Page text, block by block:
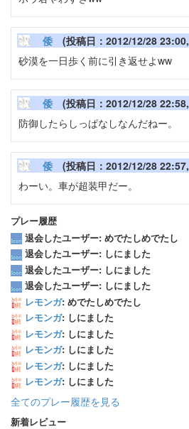
倭 (投稿日：2012/12/28 23:00,
砂漠を一日歩く前に引き返せよww
倭 (投稿日：2012/12/28 22:58,
防御したらしっぱなしなんだねー。
倭 (投稿日：2012/12/28 22:57,
わーい。車が超装甲だー。
プレー履歴
退会したユーザー: めでたしめでたし
退会したユーザー: しにました
退会したユーザー: しにました
退会したユーザー: しにました
レモンガ: めでたしめでたし
レモンガ: しにました
レモンガ: しにました
レモンガ: しにました
レモンガ: しにました
レモンガ: しにました
全てのプレー履歴を見る
新着レビュー